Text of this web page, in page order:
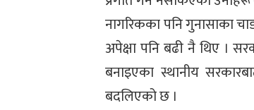
नागरिकका पनि गुनासाका
अपेक्षा पनि बढी नै थिए ।
बनाइएका स्थानीय
बदलिएको छ ।